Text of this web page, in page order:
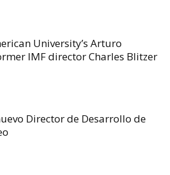
University’s Arturo
IMF director Charles Blitzer
Director de Desarrollo de